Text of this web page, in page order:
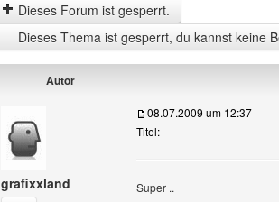
Dieses Forum ist gesperrt.
Dieses Thema ist gesperrt, du kannst keine
Autor
grafixxland
08.07.2009 um 12:37
Titel:
Super ..